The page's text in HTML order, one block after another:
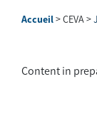
Accueil>CEVA>
Content in